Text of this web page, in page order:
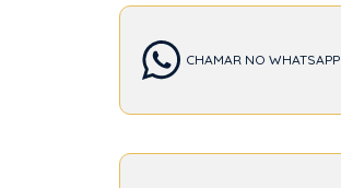
CHAMAR NO WHATSAPP